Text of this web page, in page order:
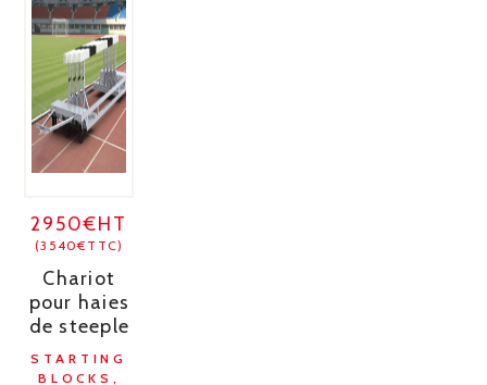
2950€HT
(3540€TTC)
Chariot
pour haies
de steeple
STARTING
BLOCKS,